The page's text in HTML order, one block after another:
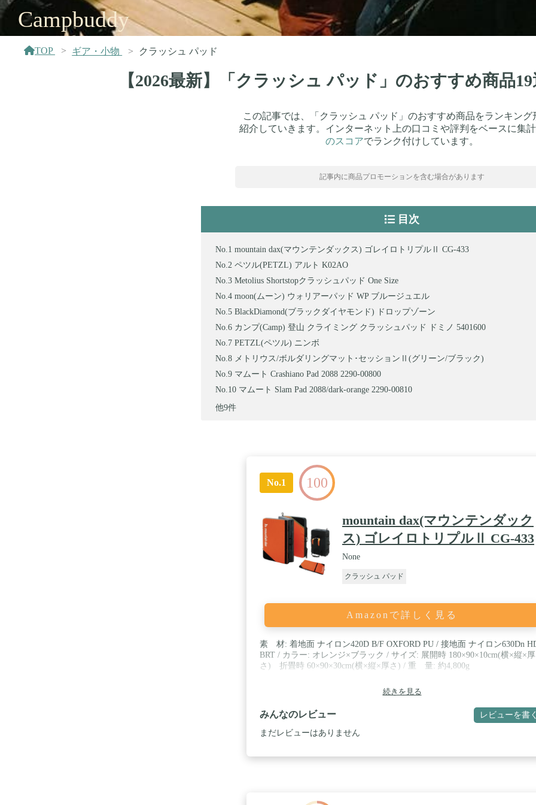
Campbuddy
TOP ギア・小物 クラッシュ パッド
【2026最新】「クラッシュ パッド」のおすすめ商品
この記事では、「クラッシュ パッド」のおすすめ商品をランキング
紹介していきます。インターネット上の口コミや評判をベースに集
のスコアでランク付けしています。
記事内に商品プロモーションを含む場合があります
目次
mountain dax(マウンテンダックス) ゴレイロトリプルⅡ CG-433
ペツル(PETZL) アルト K02AO
Metolius Shortstopクラッシュパッド One Size
moon(ムーン) ウォリアーパッド WP ブルージュエル
BlackDiamond(ブラックダイヤモンド) ドロップゾーン
カンプ(Camp) 登山 クライミング クラッシュパッド ドミノ 5401600
PETZL(ペツル) ニンボ
メトリウス/ボルダリングマット･セッションⅡ(グリーン/ブラック)
マムート Crashiano Pad 2088 2290-00800
マムート Slam Pad 2088/dark-orange 2290-00810
他9件
No.1 100
mountain dax(マウンテンダック
ス) ゴレイロトリプルⅡ CG-433
None
クラッシュ パッド
Amazonで詳しく見る
素 材: 着地面 ナイロン420D B/F OXFORD PU / 接地面 ナイロン630Dn
BRT / カラー: オレンジ×ブラック / サイズ: 展開時 180×90×10cm(横×縦×厚
さ) 折畳時 60×90×30cm(横×縦×厚さ) / 重 量: 約4,800g
続きを見る
みんなのレビュー レビューを書
まだレビューはありません